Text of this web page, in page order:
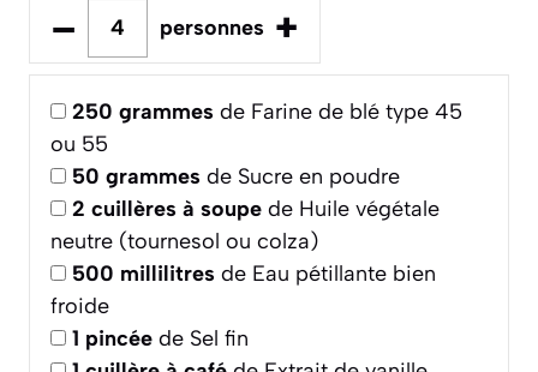
– personnes +
250 grammes de Farine de blé type 45
ou 55
50 grammes de Sucre en poudre
2 cuillères à soupe de Huile végétale
neutre (tournesol ou colza)
500 millilitres de Eau pétillante bien
froide
1 pincée de Sel fin